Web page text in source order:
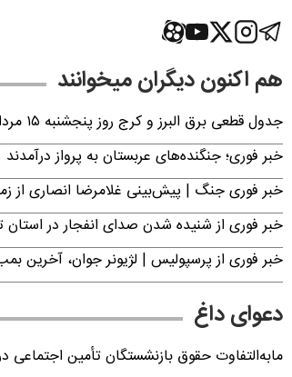
هم اکنون دیگران میخوانند
جدول قطعی برق البرز و کرج روز پنجشنبه ۱۵ مرداد ۱۴۰۵ | برنامه خاموشی برق کرج اعلام شد
خبر فوری؛ جنگنده‌های عربستان به پرواز درآمدند
خبر فوری جنگ | پیش‌بینی غلامرضا انصاری از
خبر فوری از شنیده شدن صدای انفجار در استان تهران امروز چهارشنبه ۱۴
خبر فوری از پرسپولیس | لژیونر جوان،
دعوای داغ
مابه‌التفاوت حقوق بازنشستگان تأمین اجتماعی